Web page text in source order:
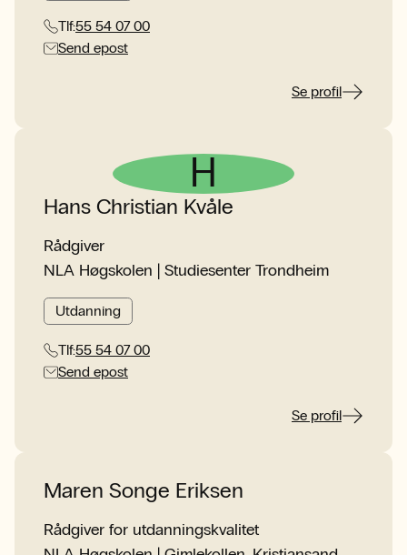
Tlf:55 54 07 00
Send epost
Se profil
H
Hans Christian Kvåle
Rådgiver
NLA Høgskolen | Studiesenter Trondheim
Utdanning
Tlf:55 54 07 00
Send epost
Se profil
Maren Songe Eriksen
Rådgiver for utdanningskvalitet